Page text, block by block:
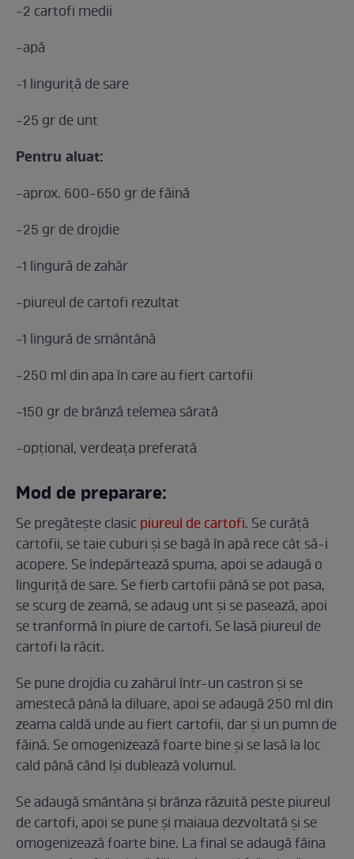
-2 cartofi medii
-apă
-1 linguriță de sare
-25 gr de unt
Pentru aluat:
-aprox. 600-650 gr de făină
-25 gr de drojdie
-1 lingură de zahăr
-piureul de cartofi rezultat
-1 lingură de smântână
-250 ml din apa în care au fiert cartofii
-150 gr de brânză telemea sărată
-opțional, verdeața preferată
Mod de preparare:
Se pregătește clasicpiureul de cartofi. Se curăță
cartofii, se taie cuburi și se bagă în apă rece cât să-i
acopere. Se îndepărtează spuma, apoi se adaugă o
linguriță de sare. Se fierb cartofii până se pot pasa,
se scurg de zeamă, se adaug unt și se pasează, apoi
se tranformă în piure de cartofi. Se lasă piureul de
cartofi la răcit.
Se pune drojdia cu zahărul într-un castron și se
amestecă până la diluare, apoi se adaugă 250 ml din
zeama caldă unde au fiert cartofii, dar și un pumn de
făină. Se omogenizează foarte bine și se lasă la loc
cald până când își dublează volumul.
Se adaugă smântâna și brânza răzuită peste piureul
de cartofi, apoi se pune și maiaua dezvoltată și se
omogenizează foarte bine. La final se adaugă făina